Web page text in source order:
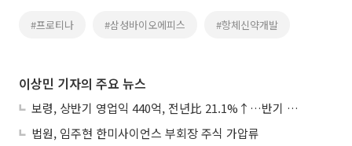
#프로티나 #삼성바이오에피스 #항체신약개발
이상민 기자의 주요 뉴스
보령, 상반기 영업익 440억, 전년比 21.1%↑…반기 역대 최대
법원, 임주현 한미사이언스 부회장 주식 가압류